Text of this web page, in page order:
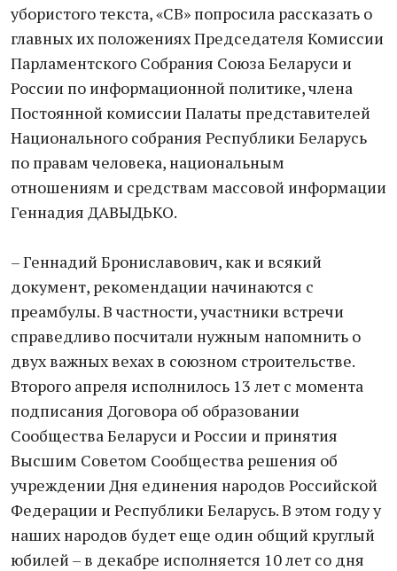
убористого текста, «СВ» попросила рассказать о
главных их положениях Председателя Комиссии
Парламентского Собрания Союза Беларуси и
России по информационной политике, члена
Постоянной комиссии Палаты представителей
Национального собрания Республики Беларусь
по правам человека, национальным
отношениям и средствам массовой информации
Геннадия ДАВЫДЬКО.
– Геннадий Брониславович, как и всякий
документ, рекомендации начинаются с
преамбулы. В частности, участники встречи
справедливо посчитали нужным напомнить о
двух важных вехах в союзном строительстве.
Второго апреля исполнилось 13 лет с момента
подписания Договора об образовании
Сообщества Беларуси и России и принятия
Высшим Советом Сообщества решения об
учреждении Дня единения народов Российской
Федерации и Республики Беларусь. В этом году у
наших народов будет еще один общий круглый
юбилей – в декабре исполняется 10 лет со дня